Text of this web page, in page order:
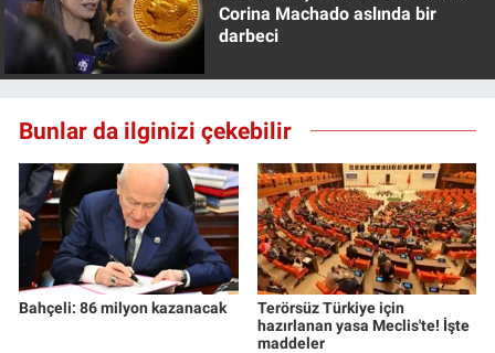
Corina Machado aslında bir
darbeci
Bunlar da ilginizi çekebilir
Bahçeli: 86 milyon kazanacak
Terörsüz Türkiye için
hazırlanan yasa Meclis'te! İşte
maddeler
Ne demişti
Nedir
Popüler
Programlar
Sağlık
Spor